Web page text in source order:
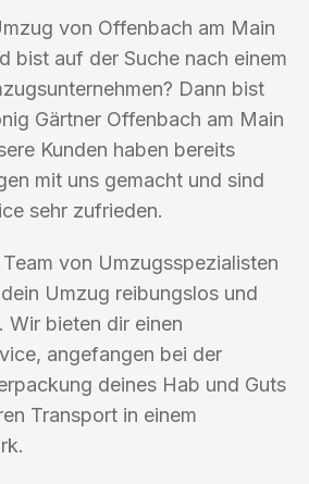
von Offenbach am Main
bist auf der Suche nach einem
Dann bist
Gärtner Offenbach am Main
Kunden haben bereits
mit uns gemacht und sind
sehr zufrieden.
von Umzugsspezialisten
Umzug reibungslos und
Wir bieten dir einen
angefangen bei der
deines Hab und Guts
Transport in einem